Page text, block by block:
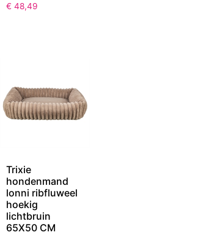
€ 48,49
Trixie
hondenmand
lonni ribfluweel
hoekig
lichtbruin
65X50 CM